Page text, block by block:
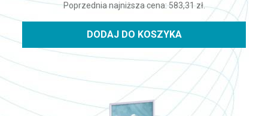
Poprzednia najniższa cena:583,31 zł.
DODAJ DO KOSZYKA